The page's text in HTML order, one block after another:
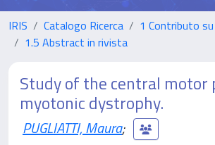
IRIS Catalogo Ricerca
1 Contributo
1.5 Abstract in rivista
Study of the central motor
myotonic dystrophy.
PUGLIATTI, Maura;